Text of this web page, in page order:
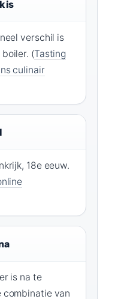
is
verschil is
(Tasting
culinair
18e eeuw.
is na te
combinatie van